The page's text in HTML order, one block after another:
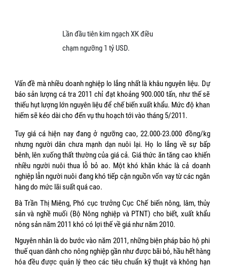
Lần đầu tiên kim ngạch XK điều
chạm ngưỡng 1 tỷ USD.
Vấn đề mà nhiều doanh nghiệp lo lắng nhất là khâu nguyên liệu. Dự
báo sản lượng cá tra 2011 chỉ đạt khoảng 900.000 tấn, như thế sẽ
thiếu hụt lượng lớn nguyên liệu để chế biến xuất khẩu. Mức độ khan
hiếm sẽ kéo dài cho đến vụ thu hoạch tới vào tháng 5/2011.
Tuy giá cá hiện nay đang ở ngưỡng cao, 22.000-23.000 đồng/kg
nhưng người dân chưa mạnh dạn nuôi lại. Họ lo lắng về sự bấp
bênh, lên xuống thất thường của giá cả. Giá thức ăn tăng cao khiến
nhiều người nuôi thua lỗ bỏ ao. Một khó khăn khác là cả doanh
nghiệp lẫn người nuôi đang khó tiếp cận nguồn vốn vay từ các ngân
hàng do mức lãi suất quá cao.
Bà Trần Thị Miêng, Phó cục trưởng Cục Chế biến nông, lâm, thủy
sản và nghề muối (Bộ Nông nghiệp và PTNT) cho biết, xuất khẩu
nông sản năm 2011 khó có lợi thế về giá như năm 2010.
Nguyên nhân là do bước vào năm 2011, những biện pháp bảo hộ phi
thuế quan dành cho nông nghiệp gần như được bãi bỏ, hầu hết hàng
hóa đều được quản lý theo các tiêu chuẩn kỹ thuật và không hạn